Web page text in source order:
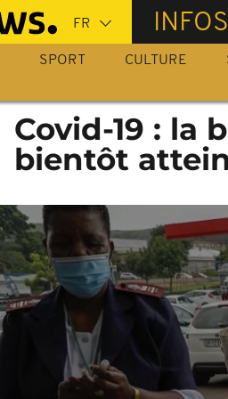
INFOS
SPORT CULTURE
Covid-19 : la
bientôt